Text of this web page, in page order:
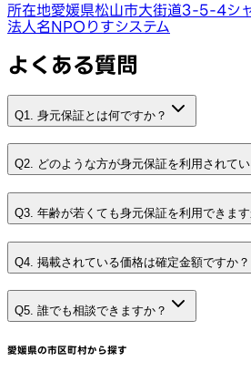
所在地愛媛県松山市大街道3-5-4シ
法人名NPOりすシステム
よくある質問
Q1. 身元保証とは何ですか？
Q2. どのような方が身元保証を利用されてい
Q3. 年齢が若くても身元保証を利用できます
Q4. 掲載されている価格は確定金額ですか？
Q5. 誰でも相談できますか？
愛媛県の市区町村から探す